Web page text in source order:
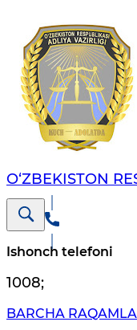
O‘ZBEKISTON
Ishonch telefoni
1008;
BARCHA